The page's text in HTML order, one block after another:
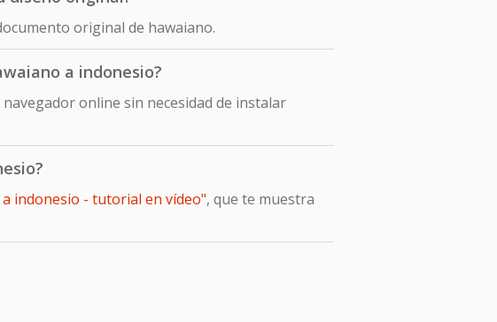
original de hawaiano.
a indonesio?
online sin necesidad de instalar
indonesio - tutorial en vídeo", que te muestra